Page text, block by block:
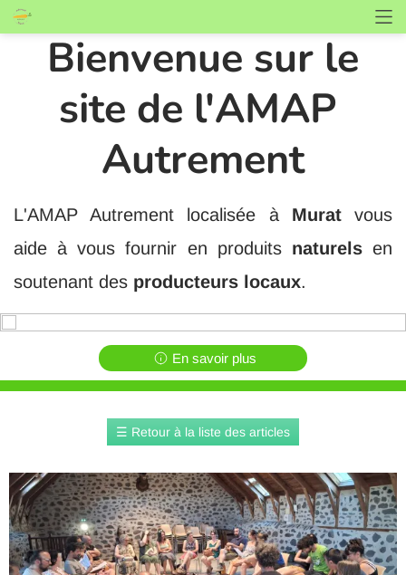
Bienvenue sur le
site de l'AMAP
Autrement
L'AMAP Autrement localisée à Muratvous
aide à vous fournir en produits naturelsen
soutenant des producteurs locaux.
En savoir plus
☰ Retour à la liste des articles